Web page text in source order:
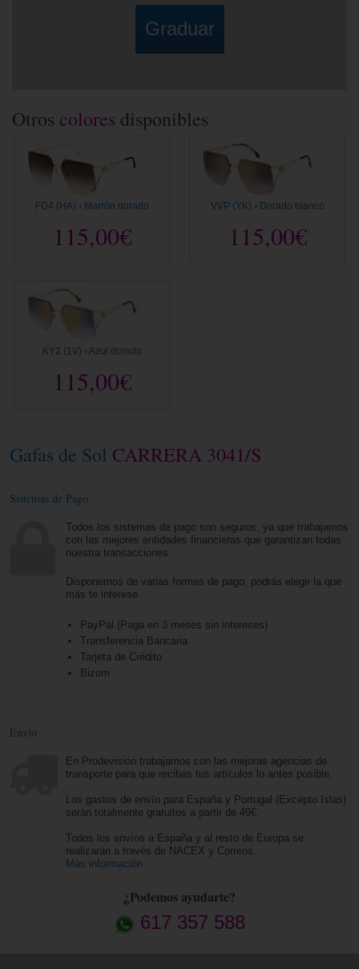
Graduar
Otros colores disponibles
FG4 (HA) › Marrón dorado
115,00€
VVP (YK) › Dorado blanco
115,00€
KY2 (1V) › Azul dorado
115,00€
Gafas de Sol CARRERA 3041/S
Sistemas de Pago
Todos los sistemas de pago son seguros, ya que trabajamos
con las mejores entidades financieras que garantizan todas
nuestra transacciones.
Disponemos de varias formas de pago, podrás elegir la que
más te interese.
PayPal (Paga en 3 meses sin intereses)
Transferencia Bancaria
Tarjeta de Crédito
Bizum
Envío
En Prodevisión trabajamos con las mejoras agencias de
transporte para que recibas tus artículos lo antes posible.
Los gastos de envío para España y Portugal (Excepto Islas)
serán totalmente gratuitos a partir de 49€.
Todos los envíos a España y al resto de Europa se
realizarán a través de NACEX y Correos.
Más información
¿Podemos ayudarte?
617 357 588